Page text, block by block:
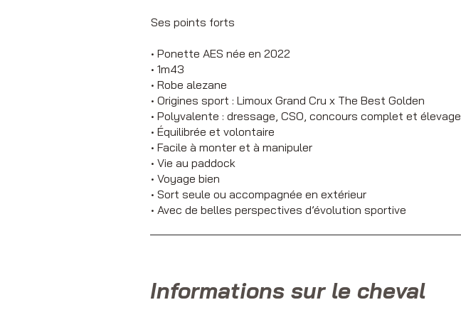
Ses points forts
• Ponette AES née en 2022
• 1m43
• Robe alezane
• Origines sport : Limoux Grand Cru x The Best Golden
• Polyvalente : dressage, CSO, concours complet et élevage
• Équilibrée et volontaire
• Facile à monter et à manipuler
• Vie au paddock
• Voyage bien
• Sort seule ou accompagnée en extérieur
• Avec de belles perspectives d’évolution sportive
Informations sur le cheval